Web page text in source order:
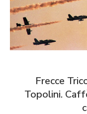
Frecce
Topolini.